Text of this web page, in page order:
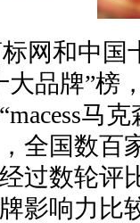
网和中国
大品牌”榜
马
全国数百
过数轮评
影响力比